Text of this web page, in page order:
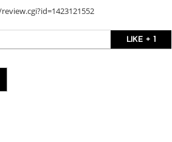
LIKE + 1